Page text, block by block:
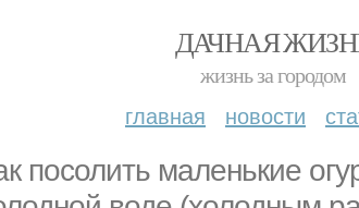
ДАЧНАЯ
жизнь за городом
главная новости
посолить маленькие